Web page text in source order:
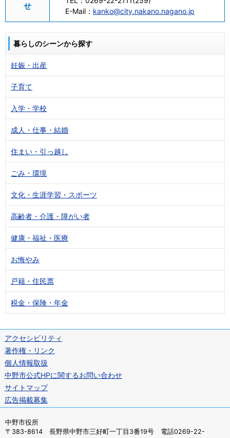
せ
E-Mail： kanko@city.nakano.nagano.jp
暮らしのシーンから探す
妊娠・出産
子育て
入学・学校
成人・仕事・結婚
住まい・引っ越し
ごみ・環境
文化・生涯学習・スポーツ
高齢者・介護・障がい者
健康・福祉・医療
お悔やみ
戸籍・住民票
税金・保険・年金
アクセシビリティ
著作権・リンク
個人情報取扱
中野市公式HPに関するお問い合わせ
サイトマップ
広告掲載募集
中野市役所
〒383-8614 長野県中野市三好町一丁目3番19号 電話0269-22-